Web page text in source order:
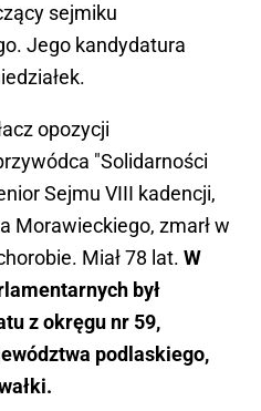
sejmiku
Jego kandydatura
opozycji
"Solidarności
Sejmu VIII kadencji,
Morawieckiego, zmarł w
Miał 78 lat. W
był
z okręgu nr 59,
podlaskiego,